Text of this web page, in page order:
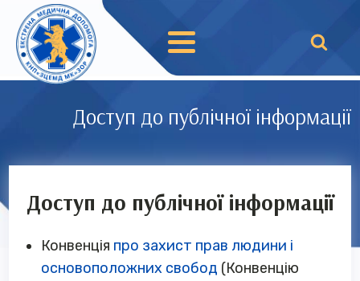
Доступ до публічної інформації
Доступ до публічної інформації
Конвенція про захист прав людини і
основоположних свобод (Конвенцію